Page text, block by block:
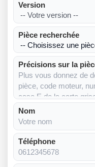
Version
Pièce recherchée
Précisions sur la
Nom
Téléphone